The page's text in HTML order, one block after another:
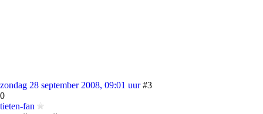
zondag 28 september 2008, 09:01 uur #3
0
tieten-fan